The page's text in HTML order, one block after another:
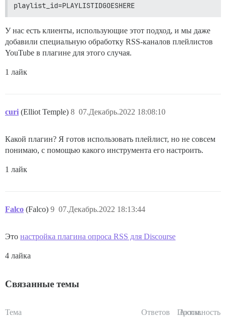
playlist_id=PLAYLISTIDGOESHERE
У нас есть клиенты, использующие этот подход, и мы даже
добавили специальную обработку RSS-каналов плейлистов
YouTube в плагине для этого случая.
1 лайк
curi (Elliot Temple) 07.Декабрь.2022 18:08:10
8
Какой плагин? Я готов использовать плейлист, но не совсем
понимаю, с помощью какого инструмента его настроить.
1 лайк
Falco (Falco) 07.Декабрь.2022 18:13:44
9
Это настройка плагина опроса RSS для Discourse
4 лайка
Связанные темы
Тема Ответов Просм.
Активность